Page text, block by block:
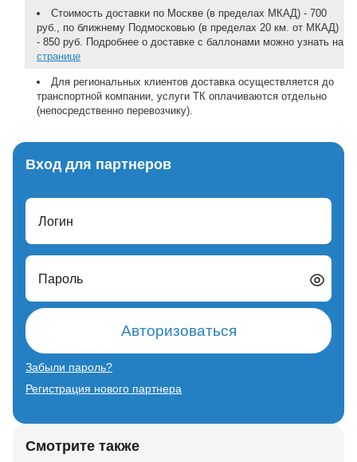
Стоимость доставки по Москве (в пределах МКАД) - 700
руб., по ближнему Подмосковью (в пределах 20 км. от МКАД)
- 850 руб. Подробнее о доставке с баллонами можно узнать на
странице
Для региональных клиентов доставка осуществляется до
транспортной компании, услуги ТК оплачиваются отдельно
(непосредственно перевозчику).
Вход для партнеров
Логин
Пароль
Авторизоваться
Забыли пароль?
Регистрация нового партнера
Смотрите также